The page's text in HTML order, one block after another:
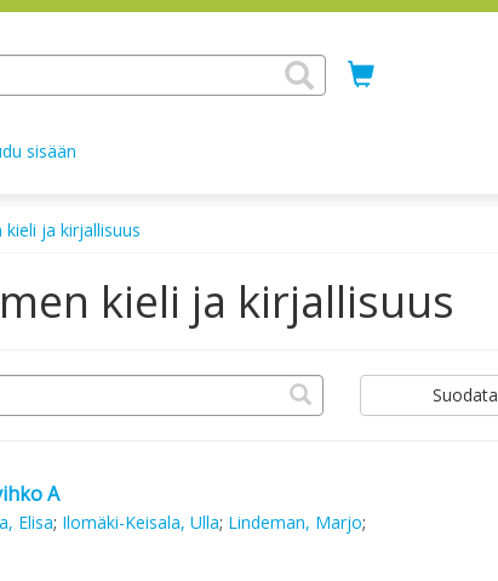
sisään
ja kirjallisuus
kieli ja kirjallisuus
Suodata
A
Elisa; Ilomäki-Keisala, Ulla; Lindeman, Marjo;